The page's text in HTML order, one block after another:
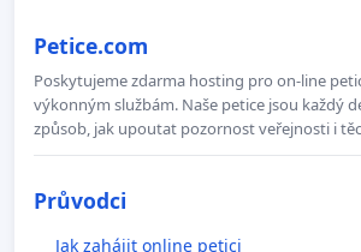
Petice.com
Poskytujeme zdarma hosting pro on-line
výkonným službám. Naše petice jsou každý
způsob, jak upoutat pozornost veřejnosti i
Průvodci
Jak zahájit online petici